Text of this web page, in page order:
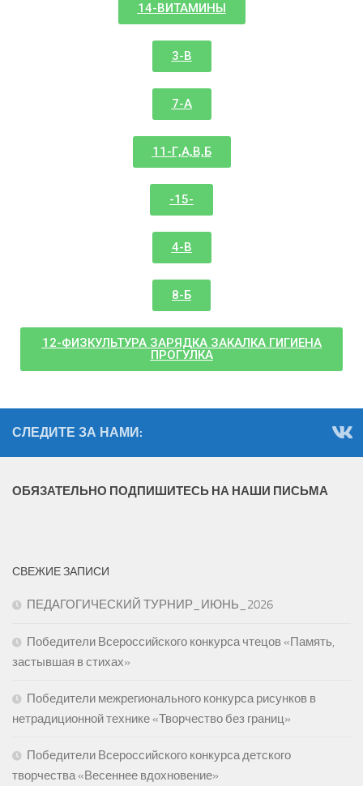
14-ВИТАМИНЫ
3-В
7-А
11-Г,А,В,Б
-15-
4-В
8-Б
12-ФИЗКУЛЬТУРА ЗАРЯДКА ЗАКАЛКА ГИГИЕНА
ПРОГУЛКА
СЛЕДИТЕ ЗА НАМИ:
ОБЯЗАТЕЛЬНО ПОДПИШИТЕСЬ НА НАШИ ПИСЬМА
СВЕЖИЕ ЗАПИСИ
ПЕДАГОГИЧЕСКИЙ ТУРНИР_ИЮНЬ_2026
Победители Всероссийского конкурса чтецов «Память,
застывшая в стихах»
Победители межрегионального конкурса рисунков в
нетрадиционной технике «Творчество без границ»
Победители Всероссийского конкурса детского
творчества «Весеннее вдохновение»